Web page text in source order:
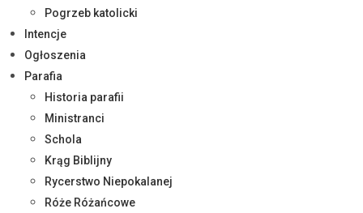
Pogrzeb katolicki
Intencje
Ogłoszenia
Parafia
Historia parafii
Ministranci
Schola
Krąg Biblijny
Rycerstwo Niepokalanej
Róże Różańcowe